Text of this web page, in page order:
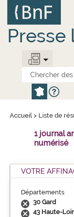
contenu
principal
Presse
Accueil > Liste de
1 journal
numérisé
VOTRE
Départements
30 Gard
43 Haute-
Panneau de gestion des